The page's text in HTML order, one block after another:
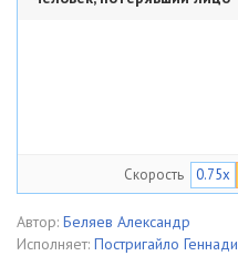
Скорость 0.75x
Автор: Беляев Александр
Исполняет: Постригайло